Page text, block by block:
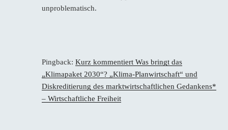
unproblematisch.
Pingback: Kurz kommentiert Was bringt das
„Klimapaket 2030“? „Klima-Planwirtschaft“ und
Diskreditierung des marktwirtschaftlichen Gedankens*
– Wirtschaftliche Freiheit